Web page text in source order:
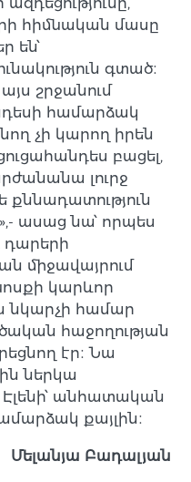
հիմնական մասը
են՝
գտած։
շրջանում
համարձակ
չի կարող իրեն
բացել,
լուրջ
քննադատություն
ասաց նա՝ որպես
դարերի
միջավայրում
կարևոր
նկարչի համար
հաջողության
էր։ Նա
ներկա
Էլենի՝ անհատական
քայլին։
Մելանյա Բադալյան